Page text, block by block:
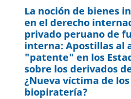
La noción de bienes
en el derecho
privado peruano de
interna: Apostillas al
"patente" en los
sobre los derivados
¿Nueva víctima de
biopiratería?